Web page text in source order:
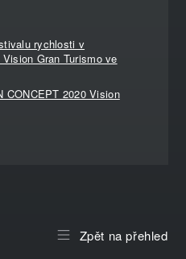
rychlosti v
Gran Turismo ve
CONCEPT 2020 Vision
Zpět na přehled